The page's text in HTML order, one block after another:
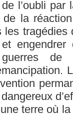
l’oubli
de la
les
de
terre où